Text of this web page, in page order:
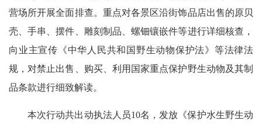
营场所开展全面排查。重点对各景区沿街饰品店出售的原贝
壳、手串、摆件、雕刻制品、螺钿镶嵌件等进行详细核查，
向业主宣传《中华人民共和国野生动物保护法》等法律法
规，对禁止出售、购买、利用国家重点保护野生动物及其制
品条款进行细致解读。
本次行动共出动执法人员10名，发放《保护水生野生动